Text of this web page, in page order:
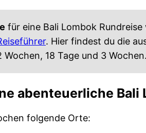
für eine Bali Lombok
. Hier findest du die
18 Tage und 3
abenteuerliche Bali
folgende Orte: